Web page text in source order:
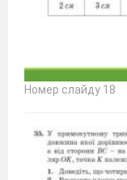
Номер слайду 18